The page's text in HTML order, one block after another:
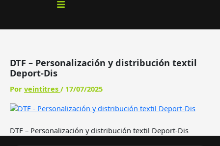
DTF – Personalización y distribución textil
Deport-Dis
Por veintitres / 17/07/2025
DTF – Personalización y distribución textil Deport-Dis